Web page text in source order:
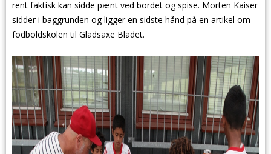
rent faktisk kan sidde pænt ved bordet og spise. Morten Kaiser
sidder i baggrunden og ligger en sidste hånd på en artikel om
fodboldskolen til Gladsaxe Bladet.